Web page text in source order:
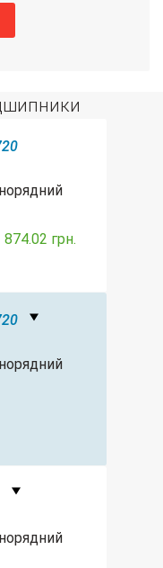
874.02 грн.